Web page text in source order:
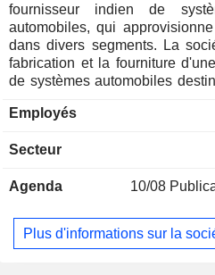
fournisseur indien de
automobiles, qui
dans divers segments. La
fabrication et la fourniture
de systèmes automobiles
roues. Sa gamme de
systèmes d'éclairage pour
systèmes d'admission d'air,
antennes embarquées, des
composants et des solutions
Employés
Secteur
Agenda 10/08
Plus d'informations sur la